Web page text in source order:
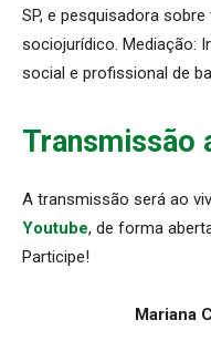
SP, e pesquisadora
sociojurídico. Mediação:
social e profissional de
Transmissão
A transmissão será ao
Youtube, de forma
Participe!
Mariana